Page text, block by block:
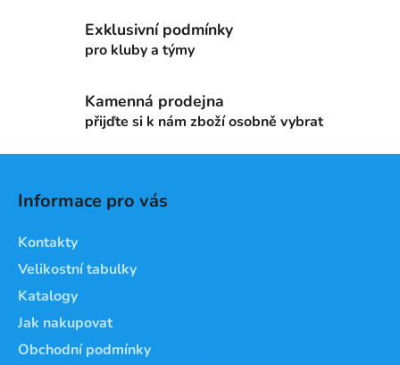
v
k
ý
p
s
Exklusivní podmínky
pro kluby a týmy
Kamenná prodejna
přijďte si k nám zboží osobně vybrat
Informace pro vás
Kontakty
Velikostní tabulky
Katalogy
Jak nakupovat
Obchodní podmínky